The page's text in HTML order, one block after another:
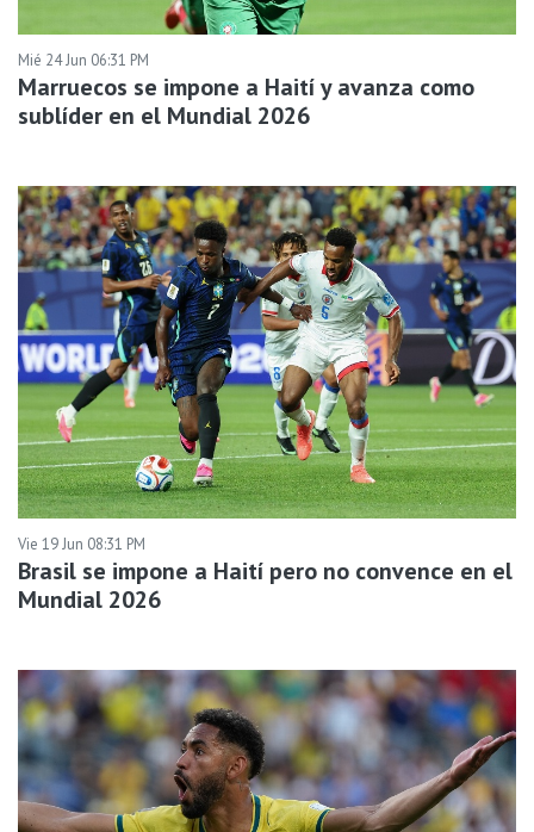
Mié 24 Jun 06:31 PM
Marruecos se impone a Haití y avanza como
sublíder en el Mundial 2026
Vie 19 Jun 08:31 PM
Brasil se impone a Haití pero no convence en el
Mundial 2026